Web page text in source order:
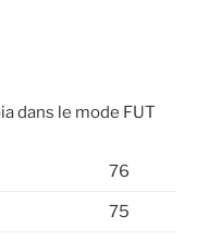
dans le mode FUT
76
75